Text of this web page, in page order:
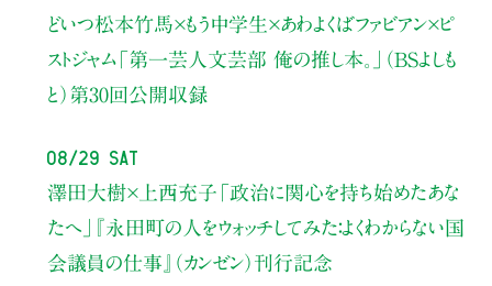
どいつ松本竹馬×もう中学生×あわよくばファビアン×ピ
ストジャム「第一芸人文芸部 俺の推し本。」（BSよしも
と） 第30回公開収録
08/29 Sat
澤田大樹×上西充子 「政治に関心を持ち始めたあな
たへ」
『永田町の人をウォッチしてみた：よくわからない国
会議員の仕事』（カンゼン）刊行記念